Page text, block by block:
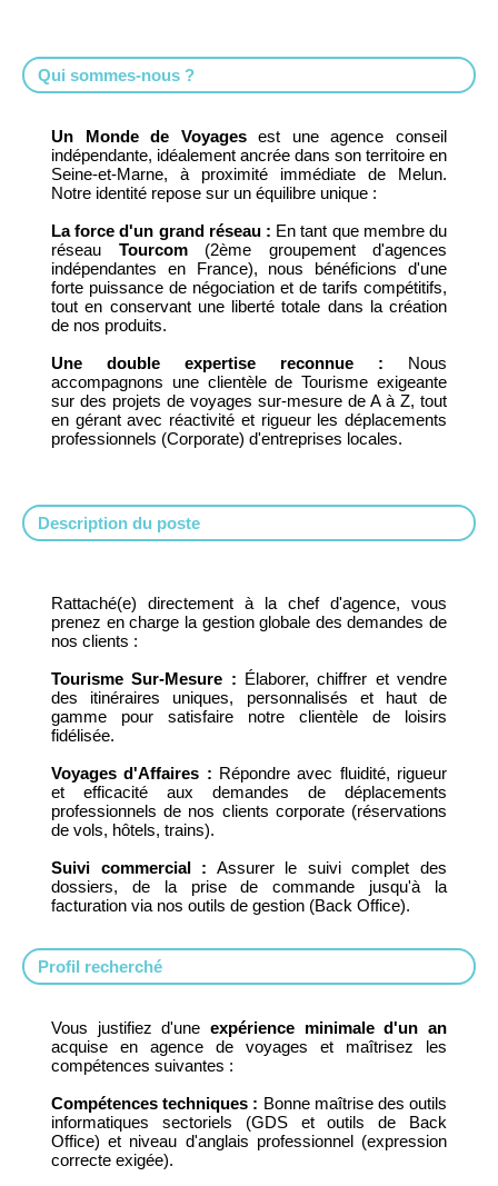
Qui sommes-nous ?
Un Monde de Voyagesest une agence conseil
indépendante, idéalement ancrée dans son territoire en
Seine-et-Marne, à proximité immédiate de Melun.
Notre identité repose sur un équilibre unique :
La force d'un grand réseau : En tant que membre du
réseau Tourcom(2ème groupement d'agences
indépendantes en France), nous bénéficions d'une
forte puissance de négociation et de tarifs compétitifs,
tout en conservant une liberté totale dans la création
de nos produits.
Une double expertise reconnue : Nous
accompagnons une clientèle de Tourisme exigeante
sur des projets de voyages sur-mesure de A à Z, tout
en gérant avec réactivité et rigueur les déplacements
professionnels (Corporate) d'entreprises locales.
Description du poste
Rattaché(e) directement à la chef d'agence, vous
prenez en charge la gestion globale des demandes de
nos clients :
Tourisme Sur-Mesure : Élaborer, chiffrer et vendre
des itinéraires uniques, personnalisés et haut de
gamme pour satisfaire notre clientèle de loisirs
fidélisée.
Voyages d'Affaires : Répondre avec fluidité, rigueur
et efficacité aux demandes de déplacements
professionnels de nos clients corporate (réservations
de vols, hôtels, trains).
Suivi commercial : Assurer le suivi complet des
dossiers, de la prise de commande jusqu'à la
facturation via nos outils de gestion (Back Office).
Profil recherché
Vous justifiez d'une expérience minimale d'un an
acquise en agence de voyages et maîtrisez les
compétences suivantes :
Compétences techniques : Bonne maîtrise des outils
informatiques sectoriels (GDS et outils de Back
Office) et niveau d'anglais professionnel (expression
correcte exigée).